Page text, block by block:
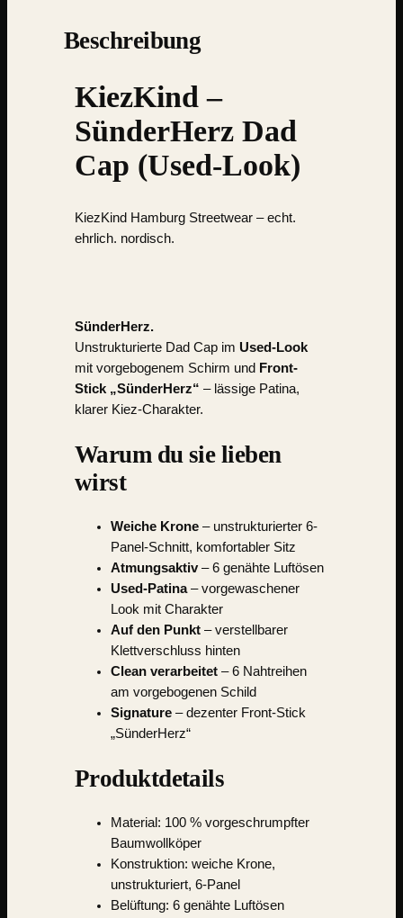
Beschreibung
KiezKind –
SünderHerz Dad
Cap (Used-Look)
KiezKind Hamburg Streetwear– echt.
ehrlich. nordisch.
SünderHerz.
Unstrukturierte Dad Cap im Used-Look
mit vorgebogenem Schirm und Front-
Stick „SünderHerz“ – lässige Patina,
klarer Kiez-Charakter.
Warum du sie lieben
wirst
Weiche Krone– unstrukturierter 6-
Panel-Schnitt, komfortabler Sitz
Atmungsaktiv– 6 genähte Luftösen
Used-Patina– vorgewaschener
Look mit Charakter
Auf den Punkt– verstellbarer
Klettverschluss hinten
Clean verarbeitet– 6 Nahtreihen
am vorgebogenen Schild
Signature– dezenter Front-Stick
„SünderHerz“
Produktdetails
Material: 100 % vorgeschrumpfter
Baumwollköper
Konstruktion: weiche Krone,
unstrukturiert, 6-Panel
Belüftung: 6 genähte Luftösen